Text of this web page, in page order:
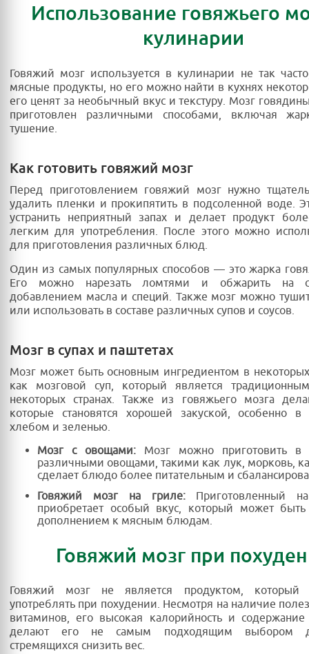
Использование говяжьего
кулинарии
Говяжий мозг используется в кулинарии не так
мясные продукты, но его можно найти в кухнях
его ценят за необычный вкус и текстуру. Мозг
приготовлен различными способами, включая
тушение.
Как готовить говяжий мозг
Перед приготовлением говяжий мозг нужно
удалить пленки и прокипятить в подсоленной воде.
устранить неприятный запах и делает продукт
легким для употребления. После этого можно
для приготовления различных блюд.
Один из самых популярных способов — это жарка
Его можно нарезать ломтями и обжарить на
добавлением масла и специй. Также мозг можно
или использовать в составе различных супов и соусов.
Мозг в супах и паштетах
Мозг может быть основным ингредиентом в некоторых
как мозговой суп, который является
некоторых странах. Также из говяжьего мозга
которые становятся хорошей закуской, особенно в
хлебом и зеленью.
Мозг с овощами: Мозг можно приготовить в
различными овощами, такими как лук, морковь,
сделает блюдо более питательным и
Говяжий мозг на гриле:Приготовленный
приобретает особый вкус, который может
дополнением к мясным блюдам.
Говяжий мозг при
Говяжий мозг не является продуктом, который
употреблять при похудении. Несмотря на наличие
витаминов, его высокая калорийность и содержание
делают его не самым подходящим выбором
стремящихся снизить вес.